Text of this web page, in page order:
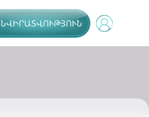
ՆՎԻՐԱՏՎՈՒԹՅՈՒՆ